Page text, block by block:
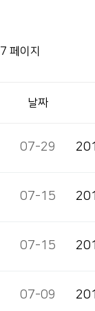
7 페이지
날짜
07-29
07-15
07-15
07-09